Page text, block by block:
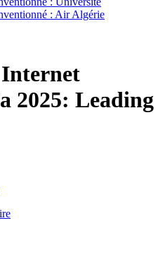
: Air Algérie
Internet
2025: Leading